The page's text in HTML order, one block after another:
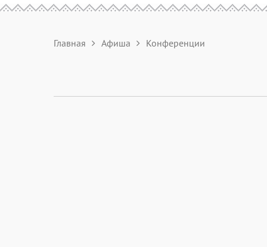
Главная Афиша Конференции